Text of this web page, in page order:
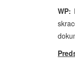
WP: